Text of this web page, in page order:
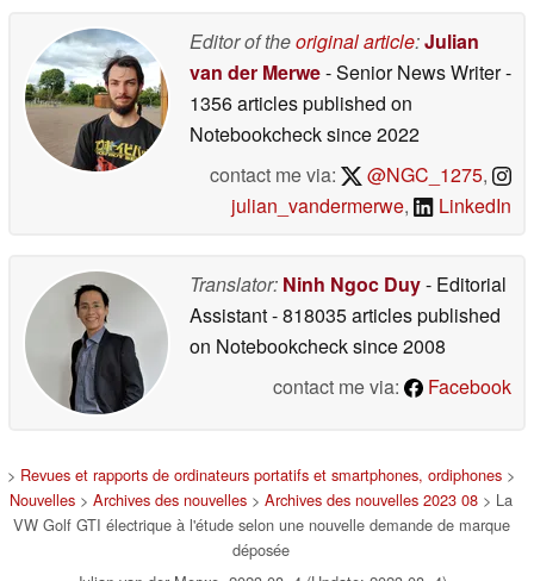
Editor of theoriginal article:Julian
van der Merwe- Senior News Writer-
1356 articles published on
Notebookchecksince 2022
contact me via:
@NGC_1275,
julian_vandermerwe, LinkedIn
Translator: Ninh Ngoc Duy- Editorial
Assistant- 818035 articles published
on Notebookchecksince 2008
contact me via:
Facebook
> Revues et rapports de ordinateurs portatifs et smartphones, ordiphones >
Nouvelles > Archives des nouvelles > Archives des nouvelles 2023 08 > La
VW Golf GTI électrique à l'étude selon une nouvelle demande de marque
déposée